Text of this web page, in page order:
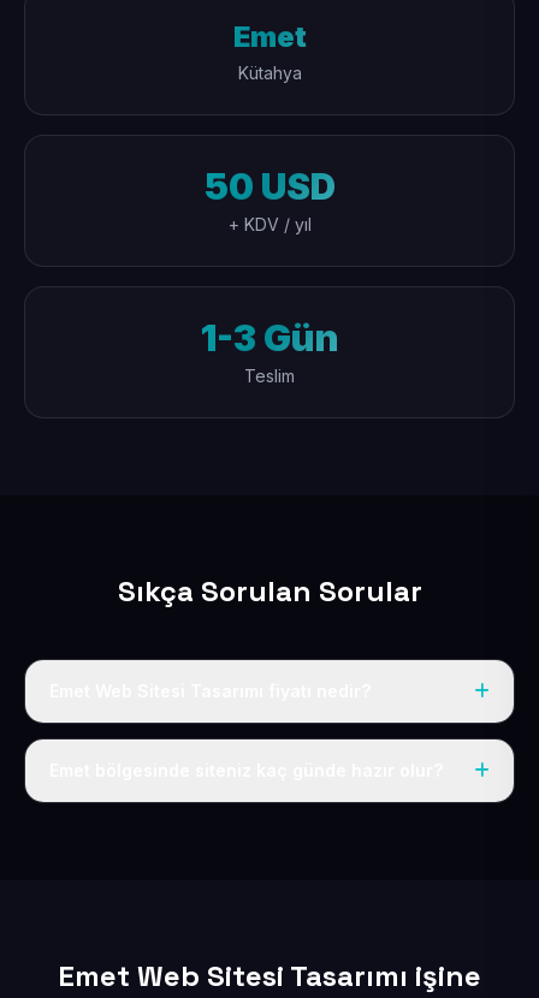
Emet
Kütahya
50 USD
+ KDV / yıl
1-3 Gün
Teslim
Sıkça Sorulan Sorular
Tek fiyat uygulanır: yıllık 50 USD + KDV. Bu bedele alan
Emet Web Sitesi Tasarımı işine